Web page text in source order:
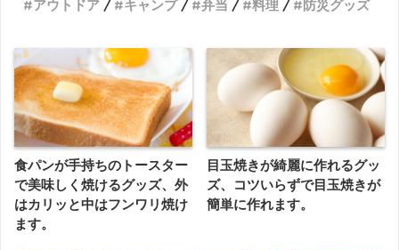
アウトドア キャンプ 弁当 料理 防災グッズ
食パンが手持ちのトースター
で美味しく焼けるグッズ、外
はカリッと中はフンワリ焼け
ます。
目玉焼きが綺麗に作れるグッ
ズ、コツいらずで目玉焼きが
簡単に作れます。